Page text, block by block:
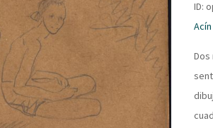
ID:
Acín
Dos